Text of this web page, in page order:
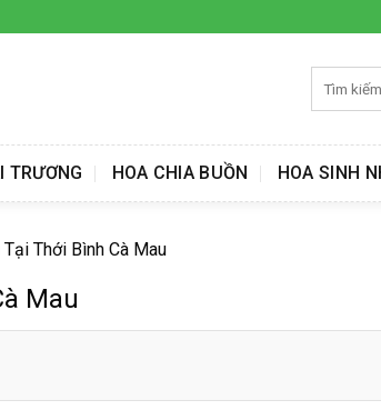
kiếm:
TRƯƠNG HOA CHIA BUỒN HOA SINH
Thới Bình Cà Mau
Mau